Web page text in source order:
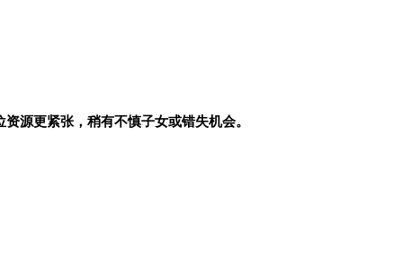
源更紧张，稍有不慎子女或错失机会。